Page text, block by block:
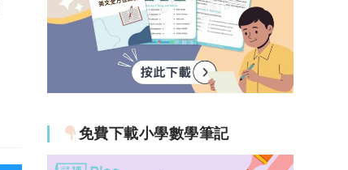
免費下載小學數學筆記